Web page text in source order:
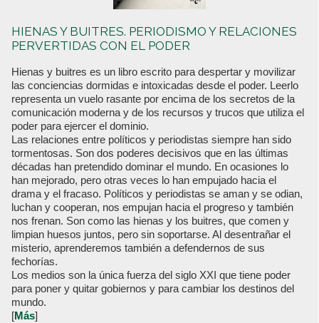
HIENAS Y BUITRES. PERIODISMO Y RELACIONES
PERVERTIDAS CON EL PODER
Hienas y buitres es un libro escrito para despertar y movilizar
las conciencias dormidas e intoxicadas desde el poder. Leerlo
representa un vuelo rasante por encima de los secretos de la
comunicación moderna y de los recursos y trucos que utiliza el
poder para ejercer el dominio.
Las relaciones entre políticos y periodistas siempre han sido
tormentosas. Son dos poderes decisivos que en las últimas
décadas han pretendido dominar el mundo. En ocasiones lo
han mejorado, pero otras veces lo han empujado hacia el
drama y el fracaso. Políticos y periodistas se aman y se odian,
luchan y cooperan, nos empujan hacia el progreso y también
nos frenan. Son como las hienas y los buitres, que comen y
limpian huesos juntos, pero sin soportarse. Al desentrañar el
misterio, aprenderemos también a defendernos de sus
fechorías.
Los medios son la única fuerza del siglo XXI que tiene poder
para poner y quitar gobiernos y para cambiar los destinos del
mundo.
[Más]